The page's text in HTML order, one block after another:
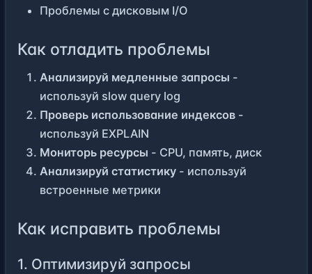
Проблемы с дисковым I/O
Как отладить проблемы
Анализируй медленные запросы -
используй slow query log
Проверь использование индексов -
используй EXPLAIN
Мониторь ресурсы - CPU, память, диск
Анализируй статистику - используй
встроенные метрики
Как исправить проблемы
1. Оптимизируй запросы